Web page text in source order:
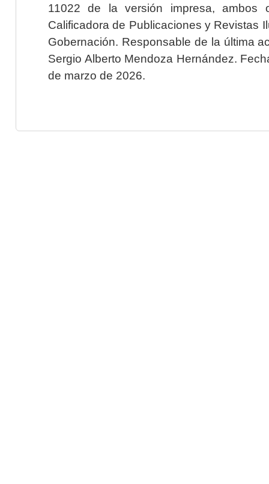
11022 de la versión impresa, ambos
Calificadora de Publicaciones y Revistas
Gobernación. Responsable de la última
Sergio Alberto Mendoza Hernández.
de marzo de 2026.